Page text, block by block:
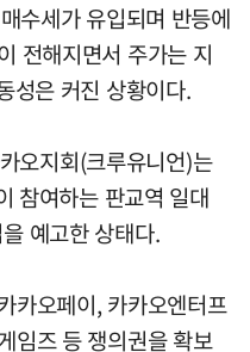
수세가 유입되며 반등에
전해지면서 주가는 지
성은 커진 상황이다.
오지회(크루유니언)는
참여하는 판교역 일대
예고한 상태다.
카오페이, 카카오엔터프
임즈 등 쟁의권을 확보